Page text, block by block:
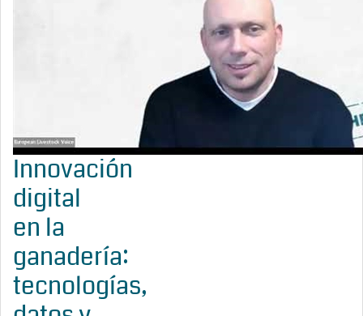
Innovación
digital
en la
ganadería:
tecnologías,